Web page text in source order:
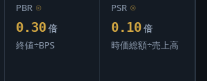
PBR ⊙
0.30 倍
終値÷BPS
PSR ⊙
0.10 倍
時価総額÷売上高